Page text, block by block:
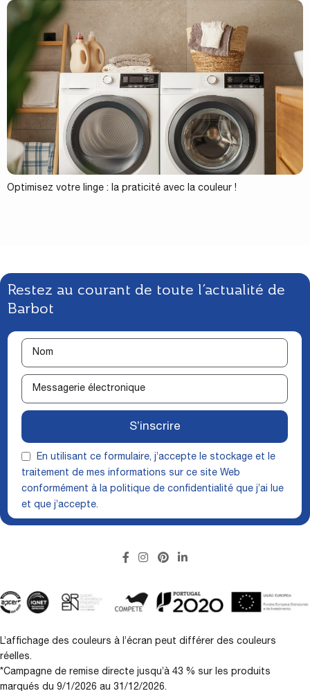
Optimisez votre linge : la praticité avec la couleur !
Restez au courant de toute l’actualité de
Barbot
En utilisant ce formulaire, j’accepte le stockage et le
traitement de mes informations sur ce site Web
conformément à la politique de confidentialité que j’ai lue
et que j’accepte.
S’inscrire
L’affichage des couleurs à l’écran peut différer des couleurs
réelles.
*Campagne de remise directe jusqu’à 43 % sur les produits
marqués du 9/1/2026 au 31/12/2026.